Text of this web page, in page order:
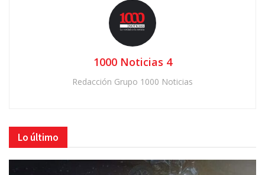
1000 Noticias 4
Redacción Grupo 1000 Noticias
Lo último